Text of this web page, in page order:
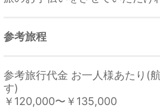
参考旅程
参考旅行代金 お一人様あたり(
す)
￥120,000〜 ￥135,000